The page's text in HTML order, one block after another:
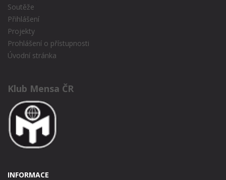
Soutěže
Přihlášení
Projekty
Prohlášení o přístupnosti
Úvodní stránka
Klub Mensa ČR
INFORMACE